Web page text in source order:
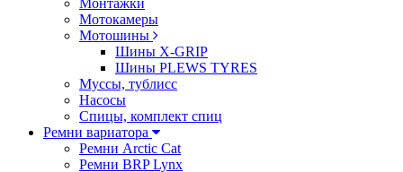
Монтажки
Мотокамеры
Мотошины
Шины X-GRIP
Шины PLEWS TYRES
Муссы, тублисс
Насосы
Спицы, комплект спиц
Ремни вариатора
Ремни Arctic Cat
Ремни BRP Lynx